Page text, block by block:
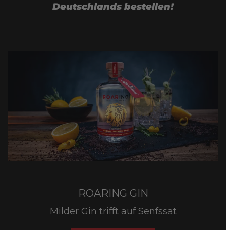
Shop
Deutschlands bestellen!
ROARING GIN
Milder Gin trifft auf Senfssat